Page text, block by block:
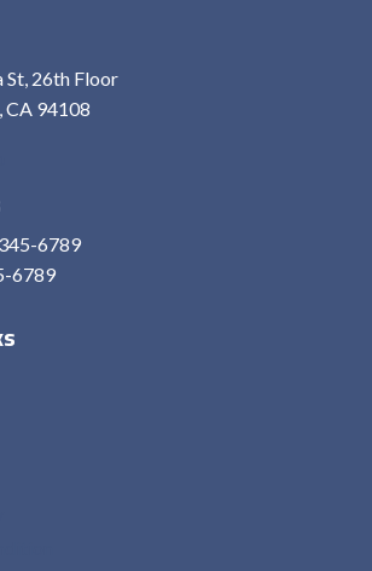
26th Floor
CA 94108
6789
6789